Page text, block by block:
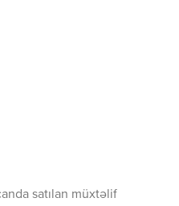
satılan müxtəlif